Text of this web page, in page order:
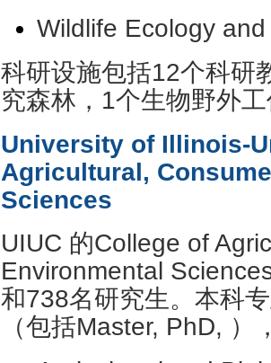
Wildlife Ecology
科研设施包括12个科研
究森林，1个生物野外
University of Illinois-
Agricultural,
Sciences
UIUC 的College of
Environmental
和738名研究生。本科
（包括Master, PhD,